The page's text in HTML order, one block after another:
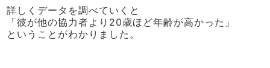
詳しくデータを調べていくと
「彼が他の協力者より20歳ほど年齢が高かった」
ということがわかりました。